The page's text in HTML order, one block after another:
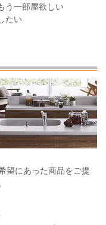
う一部屋欲しい
たい
望にあった商品をご提